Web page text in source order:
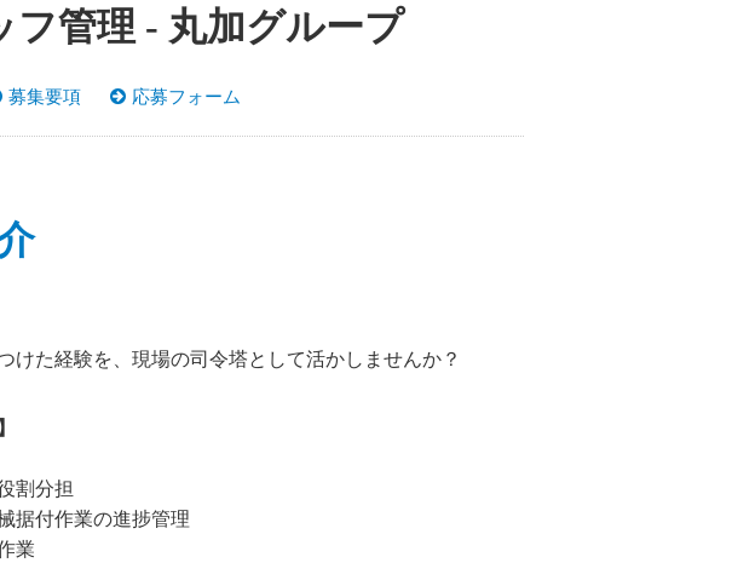
フ管理 - 丸加グループ
募集要項 応募フォーム
けた経験を、現場の司令塔として活かしませんか？
割分担
据付作業の進捗管理
業